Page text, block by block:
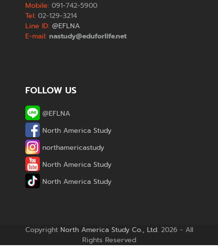
Mobile: 091-742-5900
Tel: 02-129-3214
Line ID: @EFLNA
E-mail: nastudy@eduforlife.net
FOLLOW US
@EFLNA
North America Study
northamericastudy
North America Study
North America Study
Copyright North America Study Co., Ltd. 2026 - All
Rights Reserved